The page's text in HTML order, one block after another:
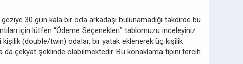
30 gün kala bir oda arkadaşı bulunamadığı takdirde bu
için lütfen “Ödeme Seçenekleri” tablomuzu inceleyiniz.
(double/twin) odalar, bir yatak eklenerek üç kişilik
çekyat şeklinde olabilmektedir. Bu konaklama tipini tercih